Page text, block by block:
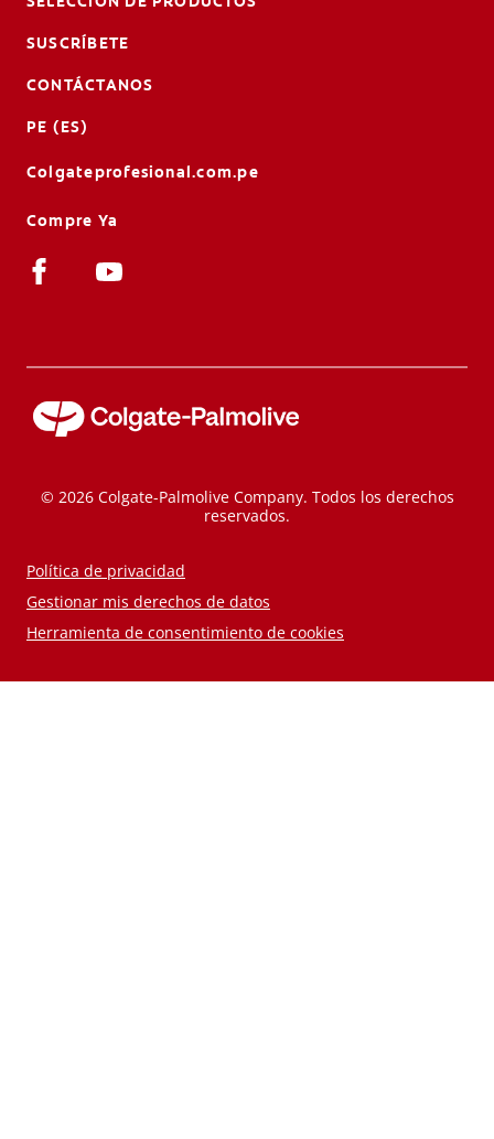
SUSCRÍBETE
CONTÁCTANOS
PE (ES)
Colgateprofesional.com.pe
Compre Ya
© 2026 Colgate-Palmolive Company. Todos los derechos
reservados.
Política de privacidad
Gestionar mis derechos de datos
Herramienta de consentimiento de cookies